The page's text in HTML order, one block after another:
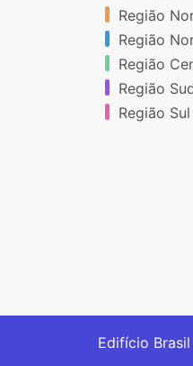
Região
Região
Região
Região
Região Sul
Edifício